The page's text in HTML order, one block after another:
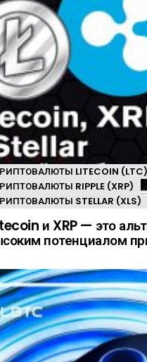
LITECOIN (LTC)
RIPPLE (XRP)
STELLAR (XLS)
и XRP — это
потенциалом